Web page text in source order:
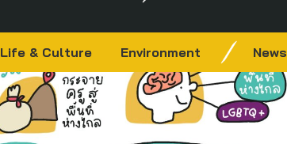
Life & Culture Environment News